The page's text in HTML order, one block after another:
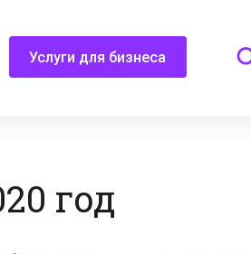
Услуги для бизнеса
год